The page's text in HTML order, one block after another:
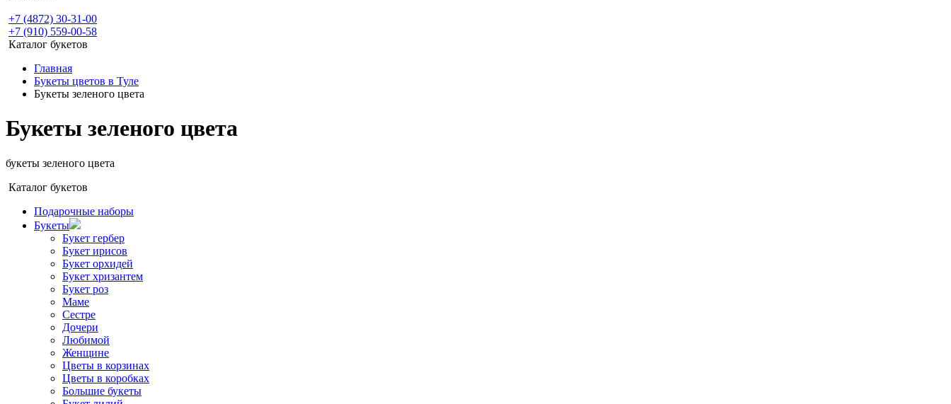
+7 (4872) 30-31-00
+7 (910) 559-00-58
Каталог букетов
Главная
Букеты цветов в Туле
Букеты зеленого цвета
Букеты зеленого цвета
букеты зеленого цвета
Каталог букетов
Подарочные наборы
Букеты
Букет гербер
Букет ирисов
Букет орхидей
Букет хризантем
Букет роз
Маме
Сестре
Дочери
Любимой
Женщине
Цветы в корзинах
Цветы в коробках
Большие букеты